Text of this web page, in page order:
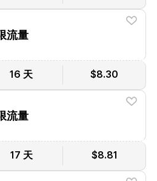
流量
16 天 $8.30
流量
17 天 $8.81